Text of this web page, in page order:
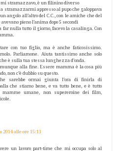
mi stramazzavo, è un filinino diverso
a stramazzarmi appresso al pupo che galoppava
angolo all’altro del C.C., con le amiche che del
pieno l’anima dopo 5 secondi
far nulla tutto il giorno, facevo la casalinga. Con
con tuo figlio, ma è anche faticosissimo.
Parliamone. Aiuta tantissimo anche solo
è sulla tua stessa lunghezza d’onda.
alla fine. Essere mamma è la cosa più
non c’è dubbio su questo.
sarebbe ormai giunta l’ora di finirla di
che stiamo bene, e va tutto bene, e è tutto
mamme umane, non supereroine dei film,
2014 alle ore 15:13
un lavoro part-time che mi occupa solo al